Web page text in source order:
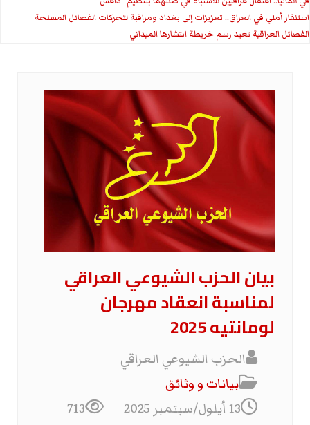
استنفار أمني في العراق.. تعزيزات إلى بغداد ومراقبة لتحركات الفصائل المسلحة
الفصائل العراقية تعيد رسم خريطة انتشارها الميداني
بيان الحزب الشيوعي العراقي
لمناسبة انعقاد مهرجان
لومانتيه 2025
الحزب الشيوعي العراقي
بیانات و وثائق
13 أيلول/سبتمبر 2025
713